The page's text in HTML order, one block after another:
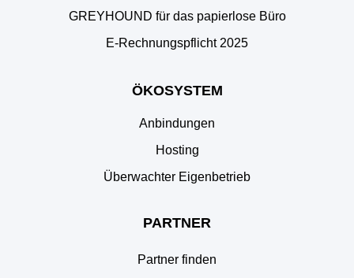
GREYHOUND für das papierlose Büro
E‑Rechnungspflicht 2025
ÖKOSYSTEM
Anbindungen
Hosting
Überwachter Eigenbetrieb
PARTNER
Partner finden